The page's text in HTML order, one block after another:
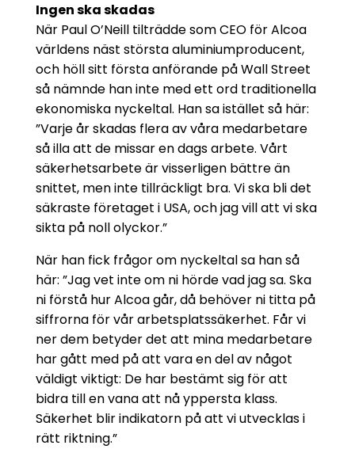
Ingen ska skadas
När Paul O’Neill tilträdde som CEO för Alcoa
världens näst största aluminiumproducent,
och höll sitt första anförande på Wall Street
så nämnde han inte med ett ord traditionella
ekonomiska nyckeltal. Han sa istället så här:
”Varje år skadas flera av våra medarbetare
så illa att de missar en dags arbete. Vårt
säkerhetsarbete är visserligen bättre än
snittet, men inte tillräckligt bra. Vi ska bli det
säkraste företaget i USA, och jag vill att vi ska
sikta på noll olyckor.”
När han fick frågor om nyckeltal sa han så
här: ”Jag vet inte om ni hörde vad jag sa. Ska
ni förstå hur Alcoa går, då behöver ni titta på
siffrorna för vår arbetsplatssäkerhet. Får vi
ner dem betyder det att mina medarbetare
har gått med på att vara en del av något
väldigt viktigt: De har bestämt sig för att
bidra till en vana att nå yppersta klass.
Säkerhet blir indikatorn på att vi utvecklas i
rätt riktning.”